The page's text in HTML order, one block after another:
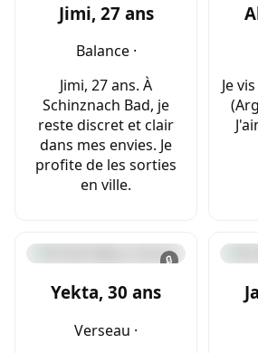
Jimi, 27 ans
Balance ·
Jimi, 27 ans. À
Schinznach Bad, je
reste discret et clair
dans mes envies. Je
profite de les sorties
en ville.
Je
🔒
Yekta, 30 ans
Verseau ·